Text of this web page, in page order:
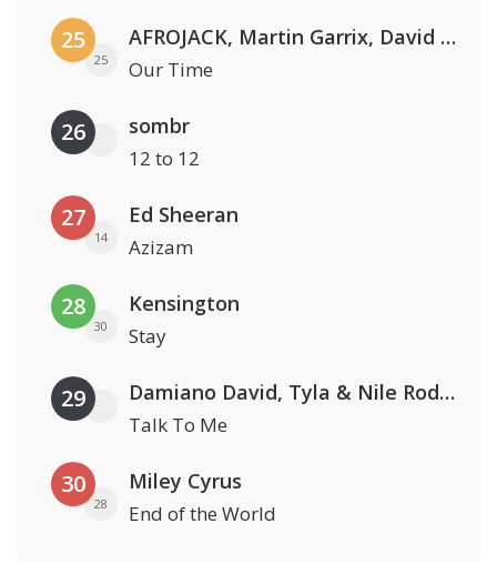
25
25
AFROJACK, Martin Garrix, David Guetta & Amél
Our Time
26 sombr
12 to 12
27
14
Ed Sheeran
Azizam
28
30
Kensington
Stay
29 Damiano David, Tyla & Nile Rodgers
Talk To Me
30
28
Miley Cyrus
End of the World